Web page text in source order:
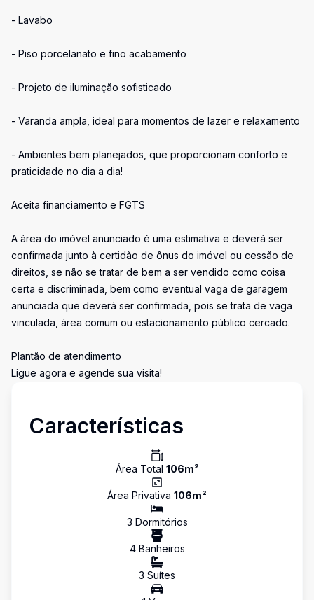
- Lavabo
- Piso porcelanato e fino acabamento
- Projeto de iluminação sofisticado
- Varanda ampla, ideal para momentos de lazer e relaxamento
- Ambientes bem planejados, que proporcionam conforto e
praticidade no dia a dia!
Aceita financiamento e FGTS
A área do imóvel anunciado é uma estimativa e deverá ser
confirmada junto à certidão de ônus do imóvel ou cessão de
direitos, se não se tratar de bem a ser vendido como coisa
certa e discriminada, bem como eventual vaga de garagem
anunciada que deverá ser confirmada, pois se trata de vaga
vinculada, área comum ou estacionamento público cercado.
Plantão de atendimento
Ligue agora e agende sua visita!
Características
Área Total 106m²
Área Privativa 106m²
3 Dormitórios
4Banheiros
3 Suítes